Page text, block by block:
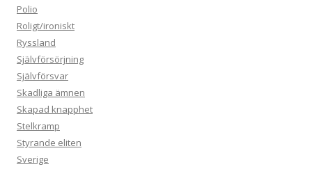
Polio
Roligt/ironiskt
Ryssland
Självförsörjning
Självförsvar
Skadliga ämnen
Skapad knapphet
Stelkramp
Styrande eliten
Sverige